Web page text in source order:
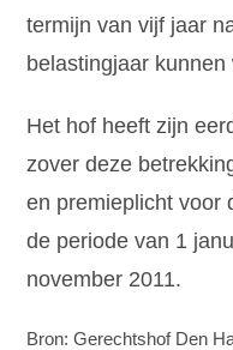
termijn van vijf jaar
belastingjaar
Het hof heeft zijn
zover deze
en premieplicht voor
de periode van 1
november 2011.
Bron: Gerechtshof Den